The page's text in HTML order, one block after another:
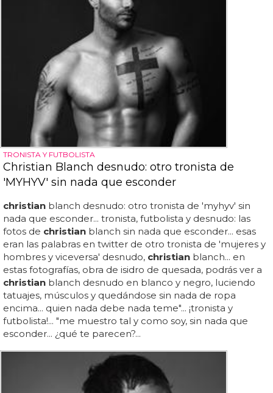
TRONISTA Y FUTBOLISTA
Christian Blanch desnudo: otro tronista de
'MYHYV' sin nada que esconder
christian blanch desnudo: otro tronista de 'myhyv' sin
nada que esconder... tronista, futbolista y desnudo: las
fotos de christian blanch sin nada que esconder... esas
eran las palabras en twitter de otro tronista de 'mujeres y
hombres y viceversa' desnudo, christian blanch... en
estas fotografías, obra de isidro de quesada, podrás ver a
christian blanch desnudo en blanco y negro, luciendo
tatuajes, músculos y quedándose sin nada de ropa
encima... quien nada debe nada teme"... ¡tronista y
futbolista!... "me muestro tal y como soy, sin nada que
esconder... ¿qué te parecen?...